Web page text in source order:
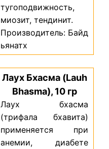
тугоподвижность,
миозит, тендинит.
Производитель: Байд
ьянатх
Лаух Бхасма (Lauh
Bhasma), 10 гр
Лаух бхасма
(трифала бхавита)
применяется при
анемии, диабете